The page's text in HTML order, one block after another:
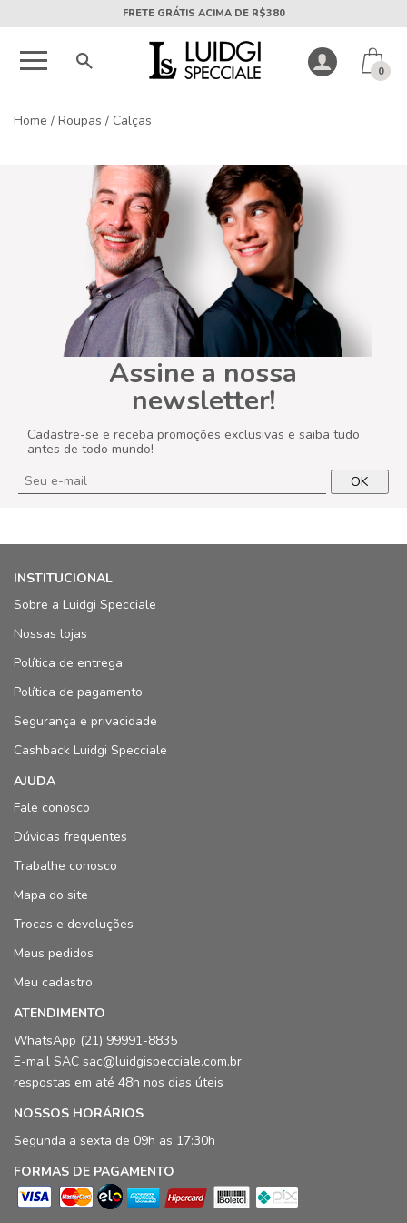
FRETE GRÁTIS ACIMA DE R$380
0
Home / Roupas / Calças
Assine a nossa
newsletter!
Cadastre-se e receba promoções exclusivas e saiba tudo
antes de todo mundo!
OK
INSTITUCIONAL
Sobre a Luidgi Specciale
Nossas lojas
Política de entrega
Política de pagamento
Segurança e privacidade
Cashback Luidgi Specciale
AJUDA
Fale conosco
Dúvidas frequentes
Trabalhe conosco
Mapa do site
Trocas e devoluções
Meus pedidos
Meu cadastro
ATENDIMENTO
WhatsApp (21) 99991-8835
E-mail SAC sac@luidgispecciale.com.br
respostas em até 48h nos dias úteis
NOSSOS HORÁRIOS
Segunda a sexta de 09h as 17:30h
FORMAS DE PAGAMENTO